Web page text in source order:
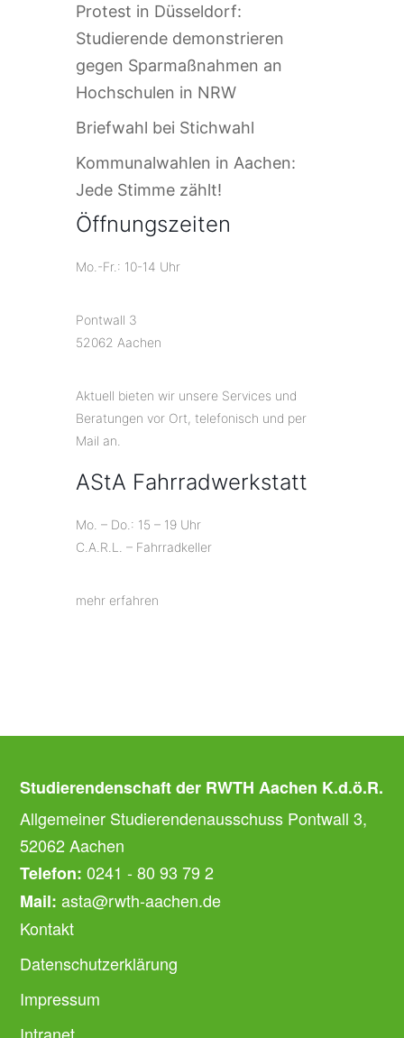
Protest in Düsseldorf:
Studierende demonstrieren
gegen Sparmaßnahmen an
Hochschulen in NRW
Briefwahl bei Stichwahl
Kommunalwahlen in Aachen:
Jede Stimme zählt!
Öffnungszeiten
Mo.-Fr.: 10-14 Uhr
Pontwall 3
52062 Aachen
Aktuell bieten wir unsere Services und
Beratungen vor Ort, telefonisch und per
Mail an.
AStA Fahrradwerkstatt
Mo. – Do.: 15 – 19 Uhr
C.A.R.L. – Fahrradkeller
mehr erfahren
Studierendenschaft der RWTH Aachen K.d.ö.R.
Allgemeiner Studierendenausschuss Pontwall 3,
52062 Aachen
Telefon: 0241 - 80 93 79 2
Mail: asta@rwth-aachen.de
Kontakt
Datenschutzerklärung
Impressum